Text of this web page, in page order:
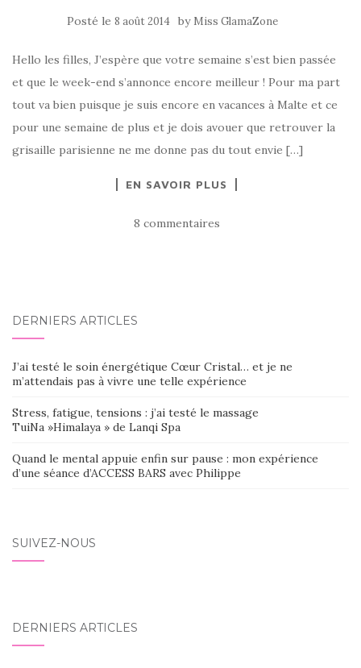
Posté le 8 août 2014 by Miss GlamaZone
Hello les filles, J’espère que votre semaine s’est bien passée
et que le week-end s’annonce encore meilleur ! Pour ma part
tout va bien puisque je suis encore en vacances à Malte et ce
pour une semaine de plus et je dois avouer que retrouver la
grisaille parisienne ne me donne pas du tout envie […]
EN SAVOIR PLUS
8 commentaires
DERNIERS ARTICLES
J’ai testé le soin énergétique Cœur Cristal… et je ne
m’attendais pas à vivre une telle expérience
Stress, fatigue, tensions : j’ai testé le massage
TuiNa »Himalaya » de Lanqi Spa
Quand le mental appuie enfin sur pause : mon expérience
d’une séance d’ACCESS BARS avec Philippe
SUIVEZ-NOUS
DERNIERS ARTICLES